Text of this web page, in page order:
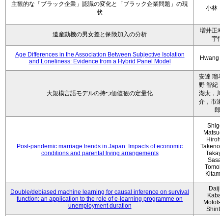
主観的な「ブラック企業」認識の変化と「ブラック企業問題」の現
状
小
遺産動機の男女差と保険加入の分析
増井正
宇
Age Differences in the Association Between Subjective Isolation
and Loneliness: Evidence from a Hybrid Panel Model
大規模言語モデルの持つ価値観の定量化
安達 瑠
野 智紀
湖太，
介，市
郎
Post-pandemic marriage trends in Japan: Impacts of economic
conditions and parental living arrangements
Double/debiased machine learning for causal inference on survival
function: an application to the role of e-learning programme on
unemployment duration